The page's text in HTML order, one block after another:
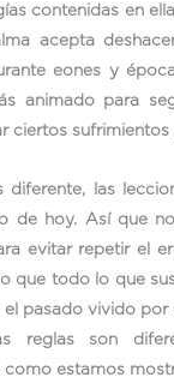
contenidas en
acepta
eones y
animado para
ciertos sufrimientos
diferente, las
de hoy. Así que
evitar repetir el
que todo lo que
pasado vivido por
reglas son
como estamos